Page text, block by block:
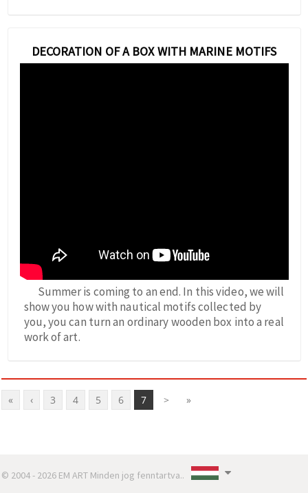
DECORATION OF A BOX WITH MARINE MOTIFS
Summer is coming to an end. In this video, we will
show you how with nautical motifs collected by
you, you can turn an ordinary wooden box into a real
work of art.
« ‹ 3 4 5 6 7 > »
© 2004 - 2026 EM ART Minden jog fenntartva..